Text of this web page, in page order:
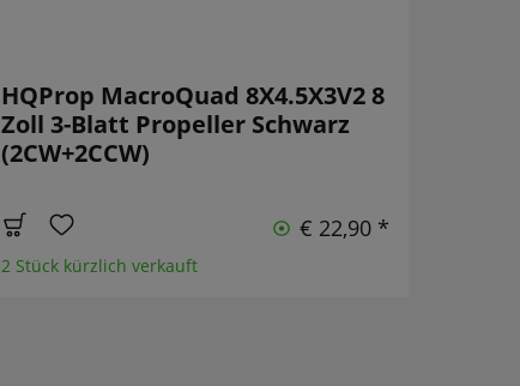
HQProp MacroQuad 8X4.5X3V2 8
Zoll 3-Blatt Propeller Schwarz
(2CW+2CCW)
€ 22,90 *
2 Stück kürzlich verkauft